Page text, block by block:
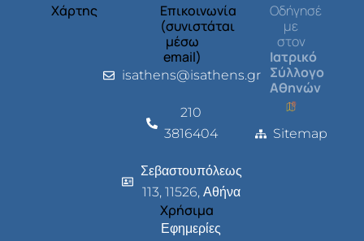
Χάρτης
Επικοινωνία
(συνιστάται
μέσω
email)
isathens@isathens.gr
210
3816404
Σεβαστουπόλεως
113, 11526, Αθήνα
Χρήσιμα
Εφημερίες
Οδήγησέ
με
στον
Ιατρικό
Σύλλογο
Αθηνών
Sitemap